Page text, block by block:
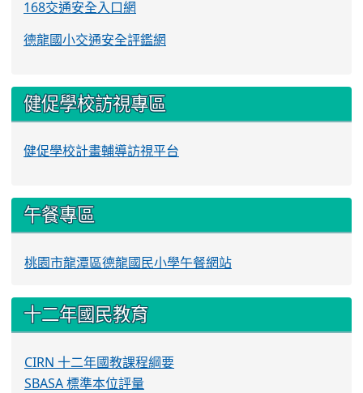
168交通安全入口網
德龍國小交通安全評鑑網
健促學校訪視專區
健促學校計畫輔導訪視平台
午餐專區
桃園市龍潭區德龍國民小學午餐網站
十二年國民教育
CIRN 十二年國教課程綱要
SBASA 標準本位評量